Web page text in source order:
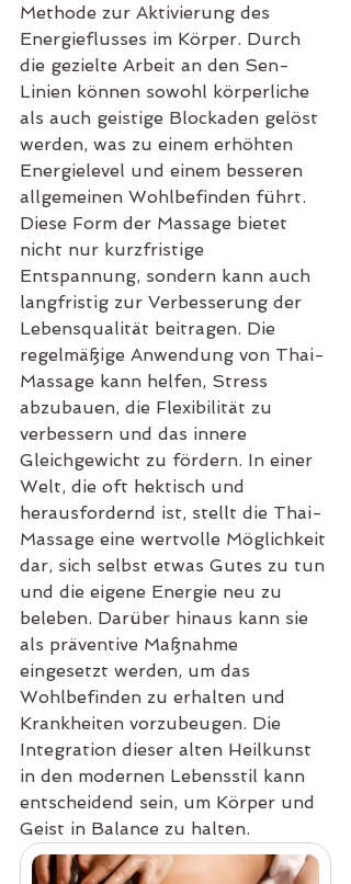
Methode zur Aktivierung des
Energieflusses im Körper. Durch
die gezielte Arbeit an den Sen-
Linien können sowohl körperliche
als auch geistige Blockaden gelöst
werden, was zu einem erhöhten
Energielevel und einem besseren
allgemeinen Wohlbefinden führt.
Diese Form der Massage bietet
nicht nur kurzfristige
Entspannung, sondern kann auch
langfristig zur Verbesserung der
Lebensqualität beitragen. Die
regelmäßige Anwendung von Thai-
Massage kann helfen, Stress
abzubauen, die Flexibilität zu
verbessern und das innere
Gleichgewicht zu fördern. In einer
Welt, die oft hektisch und
herausfordernd ist, stellt die Thai-
Massage eine wertvolle Möglichkeit
dar, sich selbst etwas Gutes zu tun
und die eigene Energie neu zu
beleben. Darüber hinaus kann sie
als präventive Maßnahme
eingesetzt werden, um das
Wohlbefinden zu erhalten und
Krankheiten vorzubeugen. Die
Integration dieser alten Heilkunst
in den modernen Lebensstil kann
entscheidend sein, um Körper und
Geist in Balance zu halten.